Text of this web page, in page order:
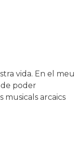
vida. En el meu
de poder
arcaics